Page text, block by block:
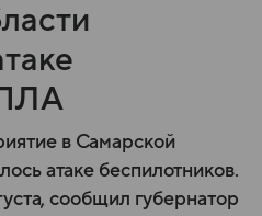
в Самарской
атаке беспилотников.
сообщил губернатор